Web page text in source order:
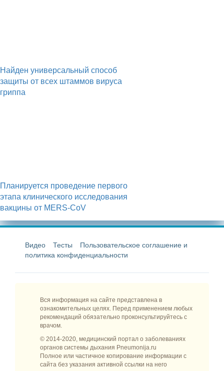
Найден универсальный способ
защиты от всех штаммов вируса
гриппа
Планируется проведение первого
этапа клинического исследования
вакцины от MERS-CoV
Видео Тесты
Пользовательское соглашение и
политика конфиденциальности
Вся информация на сайте представлена в
ознакомительных целях. Перед применением любых
рекомендаций обязательно проконсультируйтесь с
врачом.
© 2014-2020, медицинский портал о заболеваниях
органов системы дыхания Pneumonija.ru
Полное или частичное копирование информации с
сайта без указания активной ссылки на него